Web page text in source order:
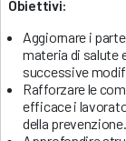
Obiettivi:
Aggiornare i
materia di salute
successive
Rafforzare le
efficace i
della prevenzione.